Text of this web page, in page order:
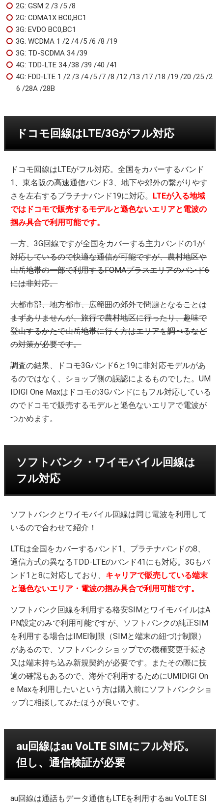
2G: GSM 2 /3 /5 /8
2G: CDMA1X BC0,BC1
3G: EVDO BC0,BC1
3G: WCDMA 1 /2 /4 /5 /6 /8 /19
3G: TD-SCDMA 34 /39
4G: TDD-LTE 34 /38 /39 /40 /41
4G: FDD-LTE 1 /2 /3 /4 /5 /7 /8 /12 /13 /17 /18 /19 /20 /25 /2
6 /28A /28B
ドコモ回線はLTE/3Gがフル対応
ドコモ回線はLTEがフル対応。全国をカバーするバンド
1、東名阪の高速通信バンド3、地下や郊外の繋がりやす
さを左右するプラチナバンド19に対応。 LTEが入る地域
ではドコモで販売するモデルと遜色ないエリアと電波の
掴み具合で利用可能です。
一方、3G回線ですが全国をカバーする主力バンドの1が
対応しているので快適な通信が可能ですが、農村地区や
山岳地帯の一部で利用するFOMAプラスエリアのバンド6
には非対応。
大都市部、地方都市、広範囲の郊外で問題となることは
まずありませんが、旅行で農村地区に行ったり、趣味で
登山するかたで山岳地帯に行く方はエリアを調べるなど
の対策が必要です。
調査の結果、ドコモ3Gバンド6と19に非対応モデルがあ
るのではなく、ショップ側の誤認によるものでした。UM
IDIGI One Maxはドコモの3Gバンドにもフル対応している
のでドコモで販売するモデルと遜色ないエリアで電波が
つかめます。
ソフトバンク・ワイモバイル回線は
フル対応
ソフトバンクとワイモバイル回線は同じ電波を利用して
いるので合わせて紹介！
LTEは全国をカバーするバンド1、プラチナバンドの8、
通信方式の異なるTDD-LTEのバンド41にも対応。3Gもバ
ンド1と8に対応しており、 キャリアで販売している端末
と遜色ないエリア・電波の掴み具合で利用可能です。
ソフトバンク回線を利用する格安SIMとワイモバイルはA
PN設定のみで利用可能ですが、ソフトバンクの純正SIM
を利用する場合はIMEI制限（SIMと端末の紐づけ制限）
があるので、ソフトバンクショップでの機種変更手続き
又は端末持ち込み新規契約が必要です。またその際に技
適の確認もあるので、海外で利用するためにUMIDIGI On
e Maxを利用したいという方は購入前にソフトバンクショ
ップに相談してみたほうが良いです。
au回線はau VoLTE SIMにフル対応。
但し、通信検証が必要
au回線は通話もデータ通信もLTEを利用するau VoLTE SI